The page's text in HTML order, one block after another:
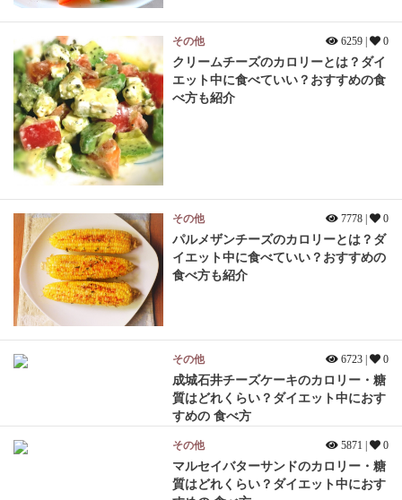
その他 6259 | 0
クリームチーズのカロリーとは？ダイ
エット中に食べていい？おすすめの食
べ方も紹介
その他 7778 | 0
パルメザンチーズのカロリーとは？ダ
イエット中に食べていい？おすすめの
食べ方も紹介
その他 6723 | 0
成城石井チーズケーキのカロリー・糖
質はどれくらい？ダイエット中におす
すめの 食べ方
その他 5871 | 0
マルセイバターサンドのカロリー・糖
質はどれくらい？ダイエット中におす